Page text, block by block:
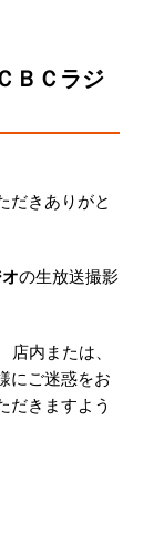
ＢＣラジ
だきありがと
の生放送撮影
内または、
にご迷惑をお
だきますよう